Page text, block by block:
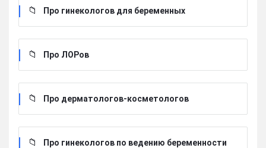
Про гинекологов для беременных
Про ЛОРов
Про дерматологов-косметологов
Про гинекологов по ведению беременности